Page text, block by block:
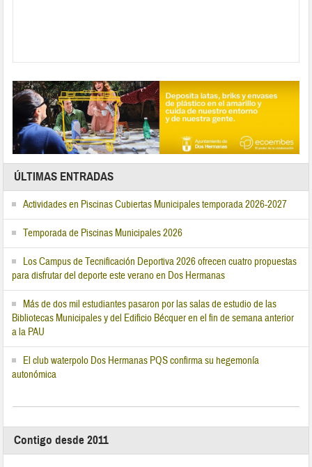
ÚLTIMAS ENTRADAS
Actividades en Piscinas Cubiertas Municipales temporada 2026-2027
Temporada de Piscinas Municipales 2026
Los Campus de Tecnificación Deportiva 2026 ofrecen cuatro propuestas
para disfrutar del deporte este verano en Dos Hermanas
Más de dos mil estudiantes pasaron por las salas de estudio de las
Bibliotecas Municipales y del Edificio Bécquer en el fin de semana anterior
a la PAU
El club waterpolo Dos Hermanas PQS confirma su hegemonía
autonómica
Contigo desde 2011